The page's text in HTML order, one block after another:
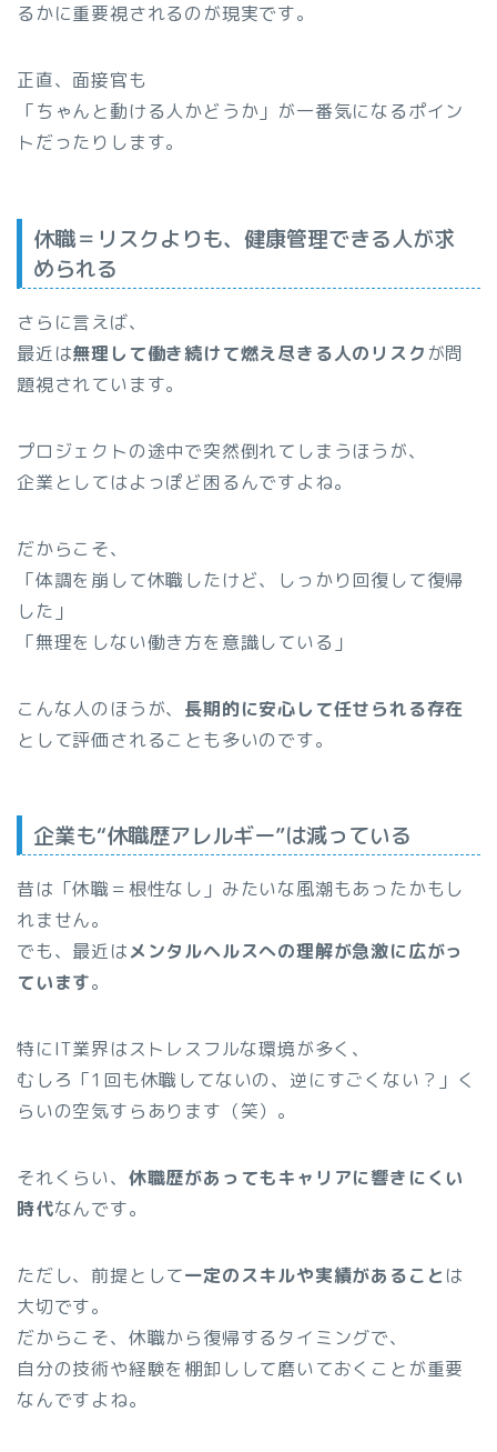
るかに重要視されるのが現実です。
正直、面接官も
「ちゃんと動ける人かどうか」が一番気になるポイン
トだったりします。
休職＝リスクよりも、健康管理できる人が求
められる
さらに言えば、
最近は無理して働き続けて燃え尽きる人のリスク が問
題視されています。
プロジェクトの途中で突然倒れてしまうほうが、
企業としてはよっぽど困るんですよね。
だからこそ、
「体調を崩して休職したけど、しっかり回復して復帰
した」
「無理をしない働き方を意識している」
こんな人のほうが、 長期的に安心して任せられる存在
として評価されることも多いのです。
企業も“休職歴アレルギー”は減っている
昔は「休職＝根性なし」みたいな風潮もあったかもし
れません。
でも、最近はメンタルヘルスへの理解が急激に広がっ
ています。
特にIT業界はストレスフルな環境が多く、
むしろ「1回も休職してないの、逆にすごくない？」く
らいの空気すらあります（笑）。
それくらい、 休職歴があってもキャリアに響きにくい
時代なんです。
ただし、前提として一定のスキルや実績があること は
大切です。
だからこそ、休職から復帰するタイミングで、
自分の技術や経験を棚卸しして磨いておくことが重要
なんですよね。